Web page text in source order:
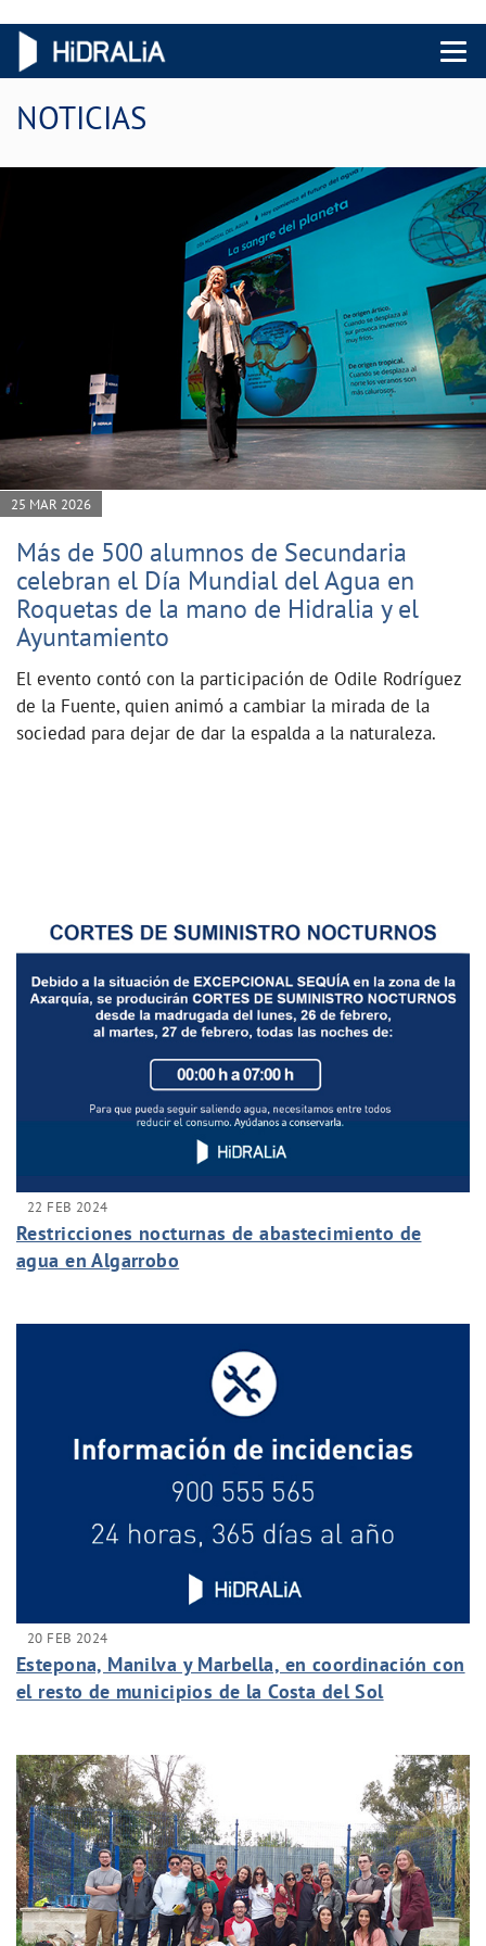
Menu
NOTICIAS
25 MAR 2026
Más de 500 alumnos de Secundaria
celebran el Día Mundial del Agua en
Roquetas de la mano de Hidralia y el
Ayuntamiento
El evento contó con la participación de Odile Rodríguez
de la Fuente, quien animó a cambiar la mirada de la
sociedad para dejar de dar la espalda a la naturaleza.
22 FEB 2024
Restricciones nocturnas de abastecimiento de
agua en Algarrobo
20 FEB 2024
Estepona, Manilva y Marbella, en coordinación con
el resto de municipios de la Costa del Sol